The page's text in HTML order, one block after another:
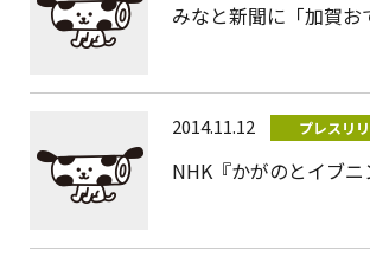
みなと新聞に「加賀
2014.11.12 プレスリ
NHK『かがのとイブ